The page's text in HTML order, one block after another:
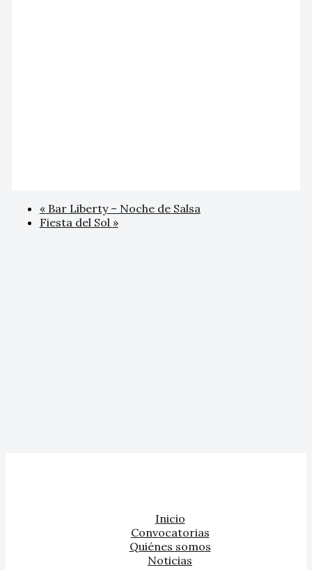
«Bar Liberty – Noche de Salsa
Fiesta del Sol »
Inicio
Convocatorias
Quiénes somos
Noticias